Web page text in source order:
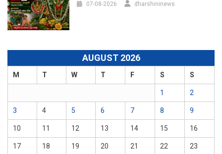
07-08-2026 dharshininews
AUGUST 2026
M T W T F S S
1 2
3 4 5 6 7 8 9
10 11 12 13 14 15 16
17 18 19 20 21 22 23